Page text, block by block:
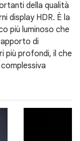
della qualità
display HDR. È la
più luminoso che
di
più profondi, il che